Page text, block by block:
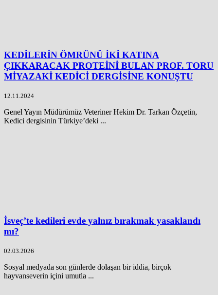
KEDİLERİN ÖMRÜNÜ İKİ KATINA
ÇIKKARACAK PROTEİNİ BULAN PROF. TORU
MİYAZAKİ KEDİCİ DERGİSİNE KONUŞTU
12.11.2024
Genel Yayın Müdürümüz Veteriner Hekim Dr. Tarkan Özçetin,
Kedici dergisinin Türkiye’deki ...
İsveç’te kedileri evde yalnız bırakmak yasaklandı
mı?
02.03.2026
Sosyal medyada son günlerde dolaşan bir iddia, birçok
hayvanseverin içini umutla ...